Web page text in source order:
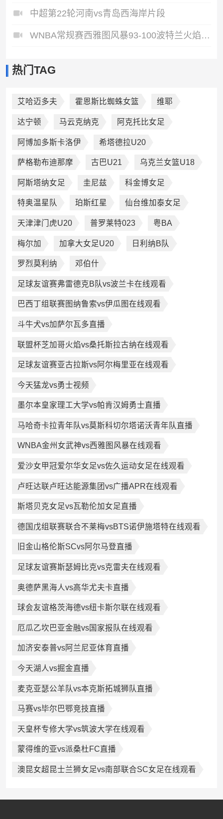
中超第22轮河南vs青岛西海岸片段
WNBA常规赛西雅图风暴93-100波特兰火焰全场集锦
热门TAG
艾哈迈多夫 霍恩斯比蜘蛛女篮 维耶
达宁顿 马云克纳克 阿克托比女足
阿博加多斯卡洛伊 希塔德拉U20
萨格勒布迪那摩 古巴U21 乌克兰女篮U18
阿斯塔纳女足 圭尼兹 科金博女足
特奥温星队 珀斯红星 仙台维加泰女足
天津津门虎U20 普罗莱特023 粤BA
梅尔加 加拿大女足U20 日利纳B队
罗烈莫利纳 邓伯什
足球友谊赛弗雷德克B队vs波兰卡在线观看
巴西丁组联赛图纳鲁索vs伊瓜图在线观看
斗牛犬vs加萨尔瓦多直播
联盟杯芝加哥火焰vs桑托斯拉古纳在线观看
足球友谊赛亚古拉斯vs阿尔梅里亚在线观看
今天猛龙vs勇士视频
墨尔本皇家理工大学vs帕肯汉姆勇士直播
马哈奇卡拉青年队vs莫斯科切尔塔诺沃青年队直播
WNBA金州女武神vs西雅图风暴在线观看
爱沙女甲冠爱尔华女足vs佐久运动女足在线观看
卢旺达联卢旺达能源集团vs广播APR在线观看
斯塔贝克女足vs瓦勒伦加女足直播
德国戊组联赛联合不莱梅vsBTS诺伊施塔特在线观看
旧金山格伦斯SCvs阿尔马登直播
足球友谊赛斯瑟姆比克vs克雷夫在线观看
奥德萨黑海人vs高华尤夫卡直播
球会友谊格茨海德vs纽卡斯尔联在线观看
厄瓜乙坎巴亚金融vs国家报队在线观看
加济安泰普vs阿兰尼亚体育直播
今天湖人vs掘金直播
麦克亚瑟公羊队vs本克斯拓城狮队直播
马赛vs毕尔巴鄂竞技直播
天皇杯专修大学vs筑波大学在线观看
蒙得维的亚vs派桑杜FC直播
澳昆女超昆士兰狮女足vs南部联合SC女足在线观看